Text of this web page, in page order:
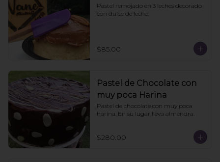
Pastel remojado en 3 leches decorado
con dulce de leche.
$85.00
Pastel de Chocolate con
muy poca Harina
Pastel de chocolate con muy poca
harina. En su lugar lleva almendra.
$280.00